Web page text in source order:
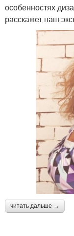
особенностях
расскажет наш
читать дальше →